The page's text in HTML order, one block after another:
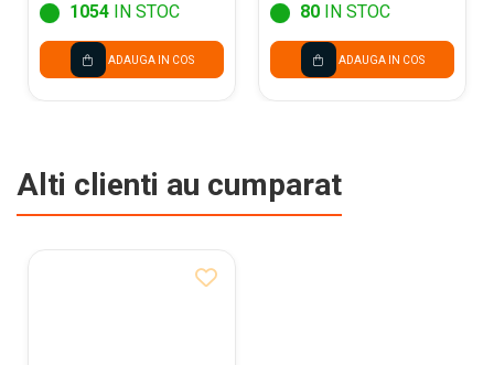
1054 IN STOC
ADAUGA IN COS
80 IN STOC
ADAUGA IN COS
Alti clienti au cumparat